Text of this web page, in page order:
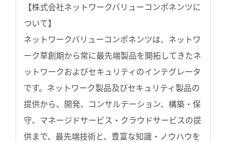
【株式会社ネットワークバリューコンポネンツに
ついて】
ネットワークバリューコンポネンツは、ネットワ
ーク草創期から常に最先端製品を開拓してきたネ
ットワークおよびセキュリティのインテグレータ
です。ネットワーク製品及びセキュリティ製品の
提供から、開発、コンサルテーション、構築・保
守、マネージドサービス・クラウドサービスの提
供まで、最先端技術と、豊富な知識・ノウハウを